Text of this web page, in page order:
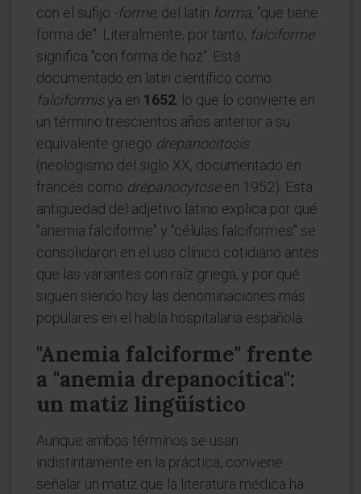
con el sufijo -forme, del latín forma, "que tiene
forma de". Literalmente, por tanto, falciforme
significa "con forma de hoz". Está
documentado en latín científico como
falciformisya en 1652, lo que lo convierte en
un término trescientos años anterior a su
equivalente griego drepanocitosis
(neologismo del siglo XX, documentado en
francés como drépanocytoseen 1952). Esta
antigüedad del adjetivo latino explica por qué
"anemia falciforme" y "células falciformes" se
consolidaron en el uso clínico cotidiano antes
que las variantes con raíz griega, y por qué
siguen siendo hoy las denominaciones más
populares en el habla hospitalaria española.
"Anemia falciforme" frente
a "anemia drepanocítica":
un matiz lingüístico
Aunque ambos términos se usan
indistintamente en la práctica, conviene
señalar un matiz que la literatura médica ha